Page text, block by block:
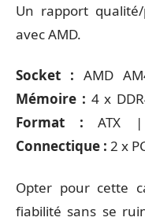
Un rapport
avec AMD.
Socket : AMD
Mémoire : 4 x
Format : ATX
Connectique : 2 x
Opter pour cette
fiabilité sans se